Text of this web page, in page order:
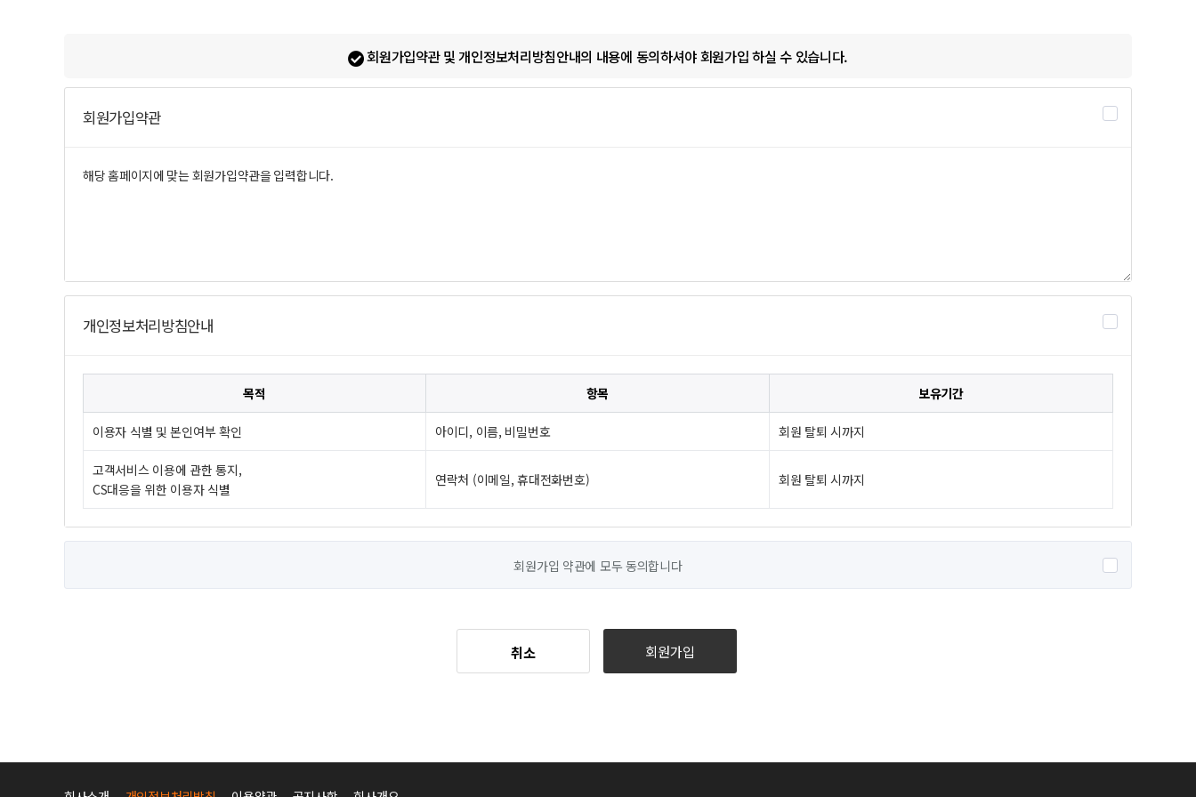
회원가입약관 및 개인정보처리방침안내의 내용에 동의하셔야 회원가입 하실 수 있습니다.
회원가입약관
개인정보처리방침안내
목적 항목 보유기간
이용자 식별 및 본인여부 확인 아이디, 이름, 비밀번호 회원 탈퇴 시까지
고객서비스 이용에 관한 통지,
CS대응을 위한 이용자 식별
연락처 (이메일, 휴대전화번호) 회원 탈퇴 시까지
회원가입 약관에 모두 동의합니다
취소 회원가입